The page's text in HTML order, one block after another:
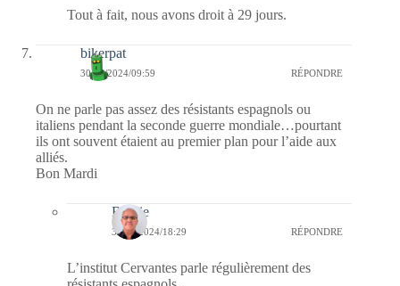
Tout à fait, nous avons droit à 29 jours.
bikerpat
30/01/2024/09:59 RÉPONDRE
On ne parle pas assez des résistants espagnols ou
italiens pendant la seconde guerre mondiale…pourtant
ils ont souvent étaient au premier plan pour l’aide aux
alliés.
Bon Mardi
Bernie
30/01/2024/18:29 RÉPONDRE
L’institut Cervantes parle régulièrement des